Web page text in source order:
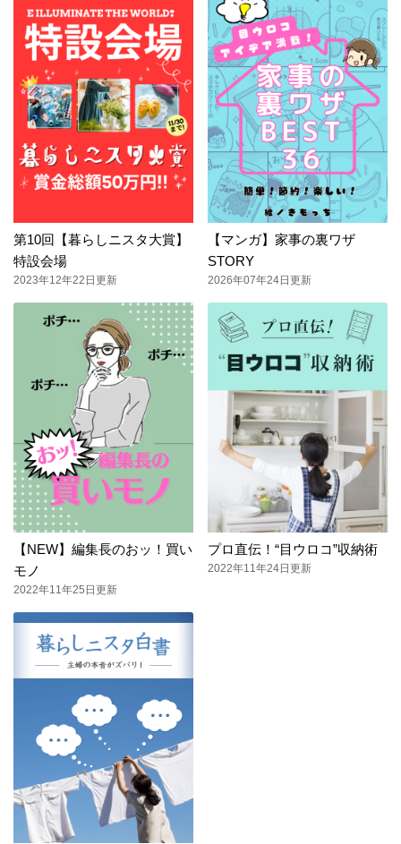
第10回【暮らしニスタ大賞】
特設会場
2023年12年22日更新
【マンガ】家事の裏ワザ
STORY
2026年07年24日更新
【NEW】編集長のおッ！買い
モノ
2022年11年25日更新
プロ直伝！“目ウロコ”収納術
2022年11年24日更新